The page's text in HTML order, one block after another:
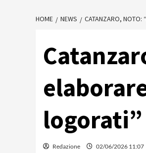
HOME NEWS CATANZARO, NOTO:
logorati”
Redazione 02/06/2026 11:07